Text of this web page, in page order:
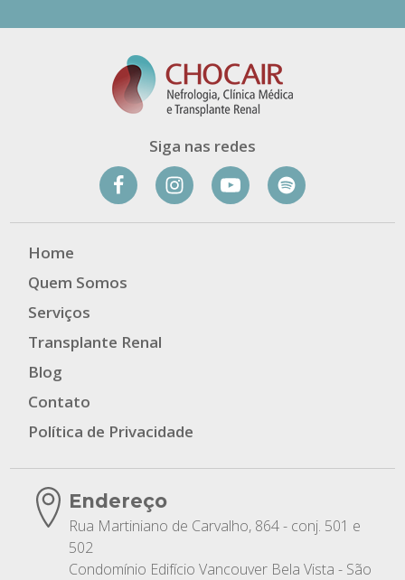
Siga nas redes
Home
Quem Somos
Serviços
Transplante Renal
Blog
Contato
Política de Privacidade
Endereço
Rua Martiniano de Carvalho, 864 - conj. 501 e
502
Condomínio Edifício Vancouver Bela Vista - São